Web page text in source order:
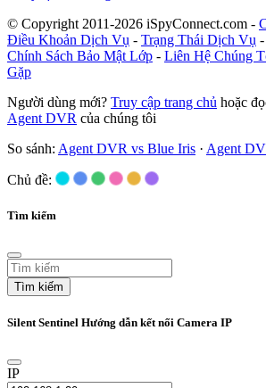
© Copyright 2011-2026 iSpyConnect.com -
Điều Khoản Dịch Vụ - Trạng Thái Dịch Vụ -
Chính Sách Bảo Mật Lớp - Liên Hệ Chúng
Gặp
Người dùng mới? Truy cập trang chủ hoặc
Agent DVR của chúng tôi
So sánh: Agent DVR vs Blue Iris · Agent
Chủ đề:
Tìm kiếm
Tìm kiếm
Silent Sentinel Hướng dẫn kết nối Camera IP
IP